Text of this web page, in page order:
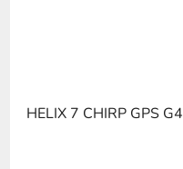
HELIX 7 CHIRP GPS G4